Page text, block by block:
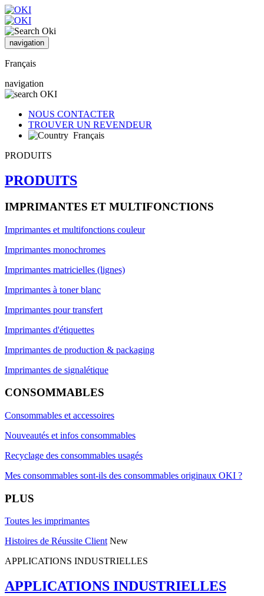
navigation
Français
navigation
NOUS CONTACTER
TROUVER UN REVENDEUR
Français
PRODUITS
PRODUITS
IMPRIMANTES ET MULTIFONCTIONS
Imprimantes et multifonctions couleur
Imprimantes monochromes
Imprimantes matricielles (lignes)
Imprimantes à toner blanc
Imprimantes pour transfert
Imprimantes d'étiquettes
Imprimantes de production & packaging
Imprimantes de signalétique
CONSOMMABLES
Consommables et accessoires
Nouveautés et infos consommables
Recyclage des consommables usagés
Mes consommables sont-ils des consommables originaux OKI ?
PLUS
Toutes les imprimantes
Histoires de Réussite Client New
APPLICATIONS INDUSTRIELLES
APPLICATIONS INDUSTRIELLES